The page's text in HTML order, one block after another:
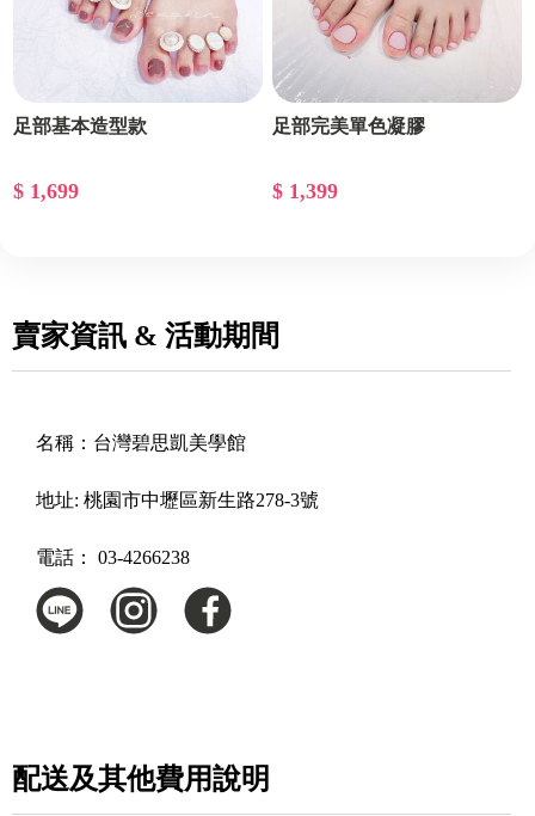
足部基本造型款
$ 1,699
足部完美單色凝膠
$ 1,399
賣家資訊 & 活動期間
名稱： 台灣碧思凱美學館
地址: 桃園市中壢區新生路278-3號
電話： 03-4266238
配送及其他費用說明